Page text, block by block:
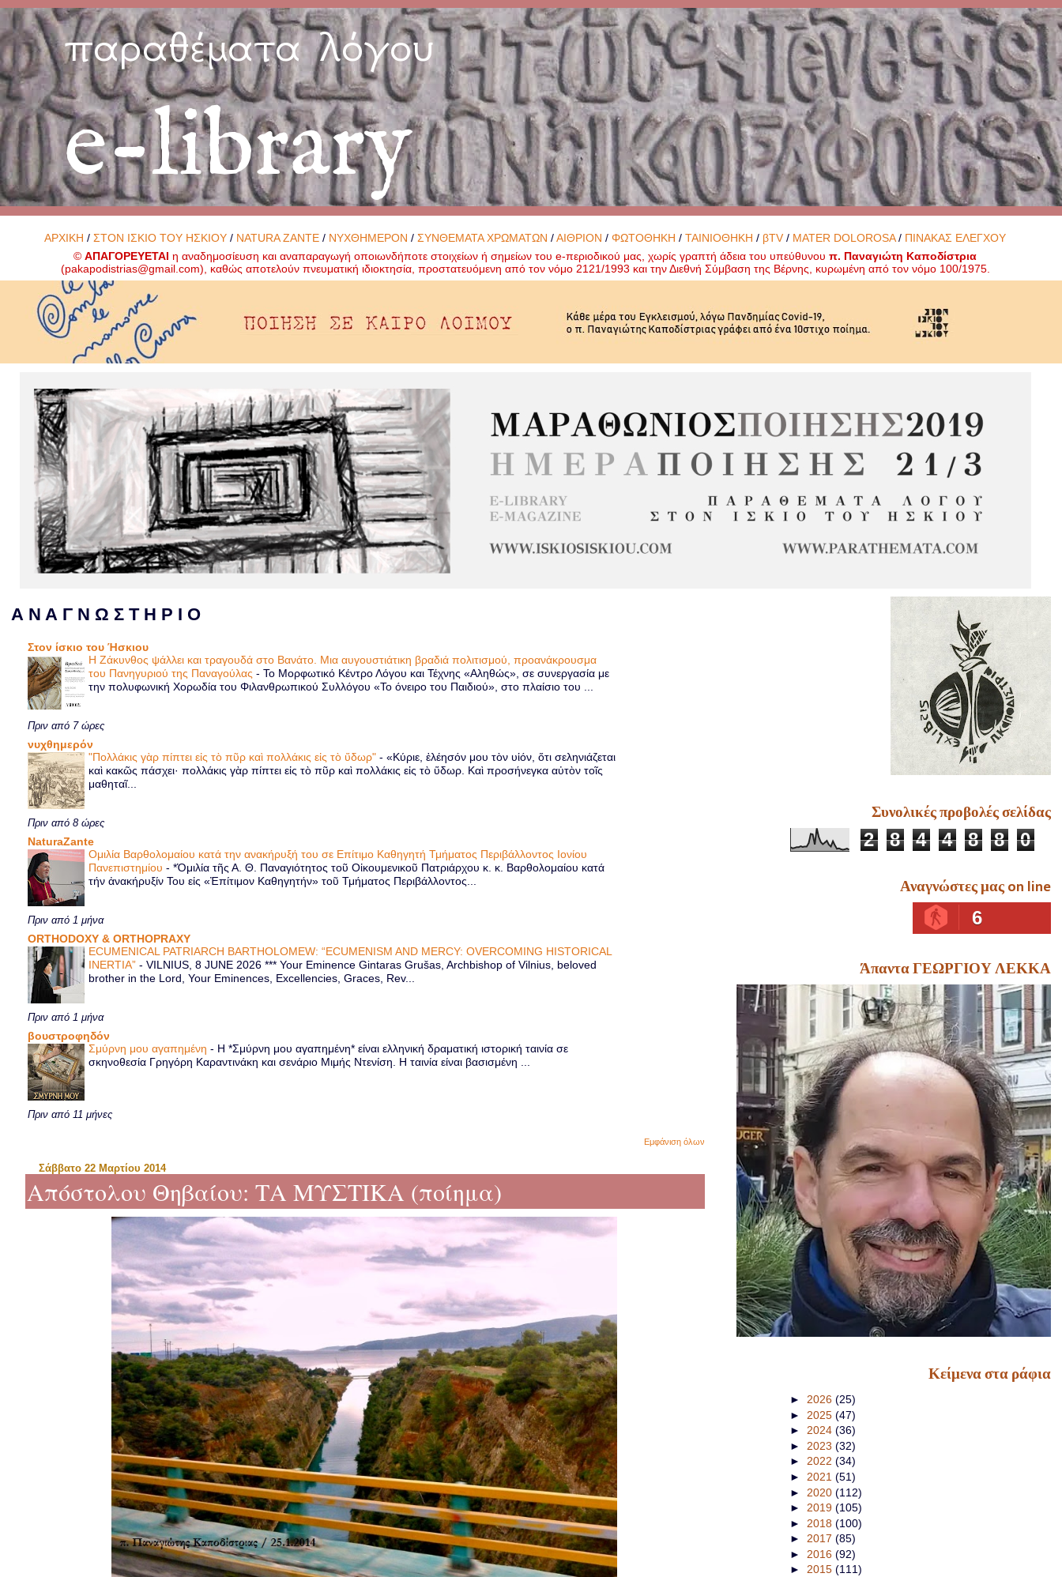
παραθέματα λόγου
e-library
ΑΡΧΙΚΗ /ΣΤΟΝ ΙΣΚΙΟ ΤΟΥ ΗΣΚΙΟΥ / NATURA ZANTE / ΝΥΧΘΗΜΕΡΟΝ /ΣΥΝΘΕΜΑΤΑ ΧΡΩΜΑΤΩΝ /ΑΙΘΡΙΟΝ /ΦΩΤΟΘΗΚΗ /ΤΑΙΝΙΟΘΗΚΗ / βTV / MATER DOLOROSA/ ΠΙΝΑΚΑΣ ΕΛΕΓΧΟΥ
©ΑΠΑΓΟΡΕΥΕΤΑΙ η αναδημοσίευση και αναπαραγωγή οποιωνδήποτε στοιχείων ή σημείων του e-περιοδικού μας, χωρίς γραπτή άδεια του υπεύθυνουπ. Παναγιώτη Καποδίστρια
(pakapodistrias@gmail.com), καθώς αποτελούν πνευματική ιδιοκτησία, προστατευόμενη από τον νόμο 2121/1993 και την Διεθνή Σύμβαση της Βέρνης, κυρωμένη από τον νόμο 100/1975.
Α Ν Α Γ Ν Ω Σ Τ Η Ρ Ι Ο
Στον ίσκιο του Ήσκιου
Η Ζάκυνθος ψάλλει και τραγουδά στο Βανάτο. Μια αυγουστιάτικη βραδιά πολιτισμού, προανάκρουσμα
του Πανηγυριού της Παναγούλας-Το Μορφωτικό Κέντρο Λόγου και Τέχνης «Αληθώς», σε συνεργασία με
την πολυφωνική Χορωδία του Φιλανθρωπικού Συλλόγου «Το όνειρο του Παιδιού», στο πλαίσιο του ...
Πριν από 7 ώρες
νυχθημερόν
"Πολλάκις γὰρ πίπτει εἰς τὸ πῦρ καὶ πολλάκις εἰς τὸ ὕδωρ"-«Κύριε, ἐλέησόν μου τὸν υἱόν, ὅτι σεληνιάζεται
καὶ κακῶς πάσχει· πολλάκις γὰρ πίπτει εἰς τὸ πῦρ καὶ πολλάκις εἰς τὸ ὕδωρ. Καὶ προσήνεγκα αὐτὸν τοῖς
μαθηταῖ...
Πριν από 8 ώρες
NaturaZante
Ομιλία Βαρθολομαίου κατά την ανακήρυξή του σε Επίτιμο Καθηγητή Τμήματος Περιβάλλοντος Ιονίου
Πανεπιστημίου-*Ὁμιλία τῆς Α. Θ. Παναγιότητος τοῦ Οἰκουμενικοῦ Πατριάρχου κ. κ. Βαρθολομαίου κατά
τήν ἀνακήρυξίν Του εἰς «Ἐπίτιμον Καθηγητήν» τοῦ Τμήματος Περιβάλλοντος...
Πριν από 1 μήνα
ORTHODOXY & ORTHOPRAXY
ECUMENICAL PATRIARCH BARTHOLOMEW: “ECUMENISM AND MERCY: OVERCOMING HISTORICAL
INERTIA”-VILNIUS, 8 JUNE 2026 *** Your Eminence Gintaras Grušas, Archbishop of Vilnius, beloved
brother in the Lord, Your Eminences, Excellencies, Graces, Rev...
Πριν από 1 μήνα
βουστροφηδόν
Σμύρνη μου αγαπημένη- Η *Σμύρνη μου αγαπημένη* είναι ελληνική δραματική ιστορική ταινία σε
σκηνοθεσία Γρηγόρη Καραντινάκη και σενάριο Μιμής Ντενίση. Η ταινία είναι βασισμένη ...
Πριν από 11 μήνες
Εμφάνιση όλων
Σάββατο 22 Μαρτίου 2014
Απόστολου Θηβαίου: ΤΑ ΜΥΣΤΙΚΑ (ποίημα)
Συνολικές προβολές σελίδας
2 8 4 4 8 8 0
Αναγνώστες μας on line
6
Άπαντα ΓΕΩΡΓΙΟΥ ΛΕΚΚΑ
Κείμενα στα ράφια
► 2026 (25)
► 2025 (47)
► 2024 (36)
► 2023 (32)
► 2022 (34)
► 2021 (51)
► 2020 (112)
► 2019 (105)
► 2018 (100)
► 2017 (85)
► 2016 (92)
► 2015 (111)